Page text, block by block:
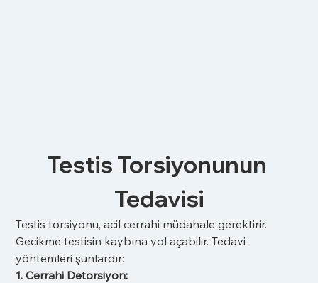
Testis Torsiyonunun
Tedavisi
Testis torsiyonu, acil cerrahi müdahale gerektirir.
Gecikme testisin kaybına yol açabilir. Tedavi
yöntemleri şunlardır:
1. Cerrahi Detorsiyon: